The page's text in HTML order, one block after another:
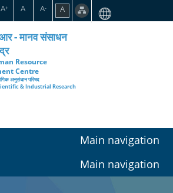
A+ A A- A
- मानव संसाधन
Resource
Centre
अनुसंधान परिषद
& Industrial Research
Main navigation
Main navigation